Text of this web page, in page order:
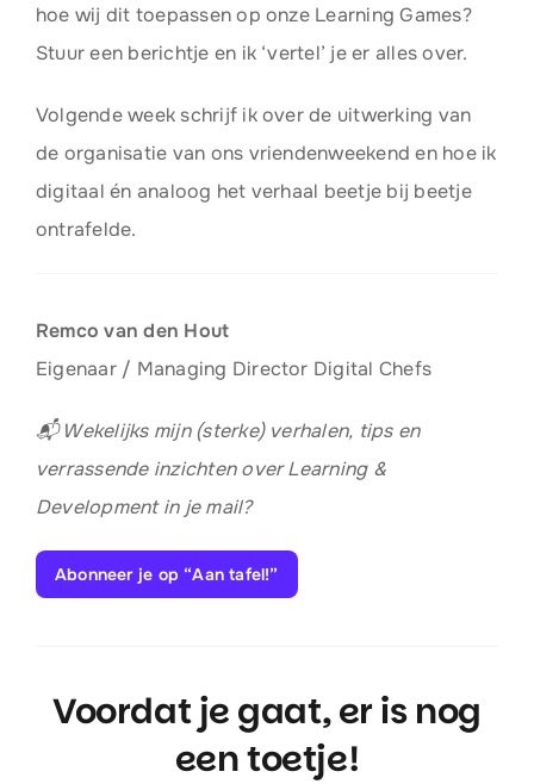
hoe wij dit toepassen op onze Learning Games?
Stuur een berichtje en ik ‘vertel’ je er alles over.
Volgende week schrijf ik over de uitwerking van
de organisatie van ons vriendenweekend en hoe ik
digitaal én analoog het verhaal beetje bij beetje
ontrafelde.
Remco van den Hout
Eigenaar / Managing Director Digital Chefs
📬 Wekelijks mijn (sterke) verhalen, tips en
verrassende inzichten over Learning &
Development in je mail?
Abonneer je op “Aan tafel!”
Voordat je gaat, er is nog
een toetje!